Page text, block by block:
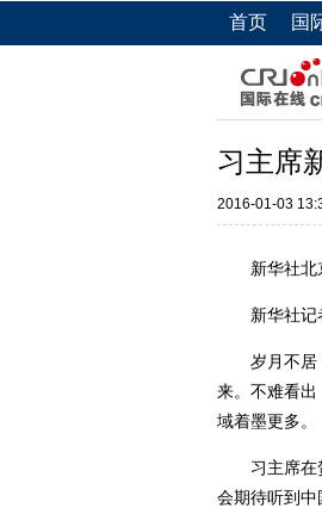
首页 国
习主席
2016-01-03
新华社北京
新华社记
岁月不居，
来。不难看
域着墨更多。
习主席在贺
会期待听到中